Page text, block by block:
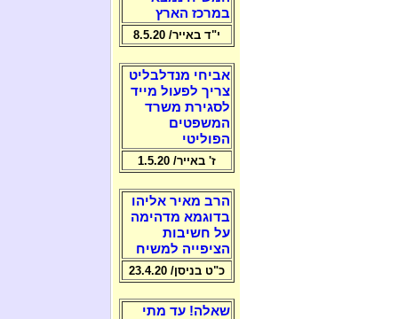
במרכז הארץ
י"ד באייר/ 8.5.20
אביחי מנדלבליט
צריך לפעול מייד
לסגירת משרד
המשפטים
הפוליטי
ז' באייר/ 1.5.20
הרב מאיר אליהו
בדוגמא מדהימה
על חשיבות
הציפייה למשיח
כ"ט בניסן/ 23.4.20
שאלה! עד מתי